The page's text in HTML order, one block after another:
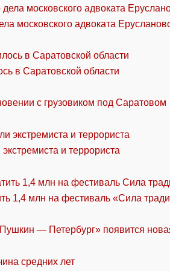
московского адвоката
в Саратовской области
с грузовиком под Саратовом
и террориста
1,4 млн на фестиваль «Сила
— Петербург» появится